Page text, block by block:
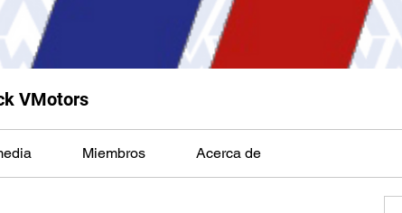
VMotors
Miembros Acerca de